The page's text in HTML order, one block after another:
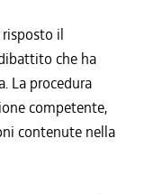
il
che ha
La procedura
competente,
contenute nella